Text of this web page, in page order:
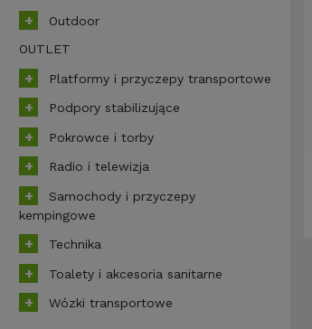
Outdoor
OUTLET
Platformy i przyczepy transportowe
Podpory stabilizujące
Pokrowce i torby
Radio i telewizja
Samochody i przyczepy
kempingowe
Technika
Toalety i akcesoria sanitarne
Wózki transportowe